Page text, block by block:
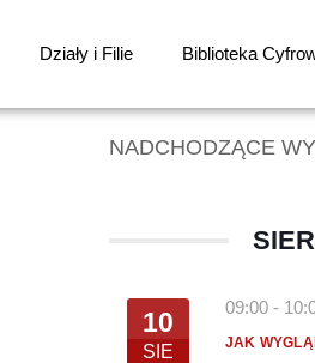
Działy i Filie Biblioteka
NADCHODZĄCE
10
SIE
09:00 -
JAK